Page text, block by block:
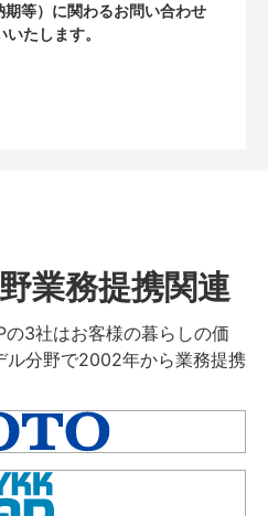
等）に関わるお問い合わせ
いたします。
業務提携関連
3社はお客様の暮らしの価
ル分野で2002年から業務提携